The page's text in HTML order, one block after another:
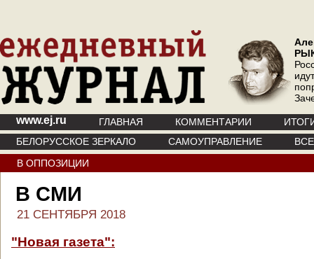
www.ej.ru ГЛАВНАЯ КОММЕНТАРИИ
БЕЛОРУССКОЕ ЗЕРКАЛО
САМОУПРАВЛЕНИЕ
В ОППОЗИЦИИ
В СМИ
21 СЕНТЯБРЯ 2018
"Новая газета":